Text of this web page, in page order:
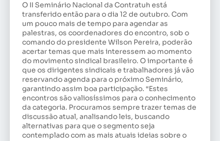
O II Seminário Nacional da Contratuh está
transferido então para o dia 12 de outubro. Com
um pouco mais de tempo para agendar as
palestras, os coordenadores do encontro, sob o
comando do presidente Wilson Pereira, poderão
acertar temas que mais interessem ao momento
do movimento sindical brasileiro. O importante é
que os dirigentes sindicais e trabalhadores já vão
reservando agenda para o próximo Seminário,
garantindo assim boa participação. “Estes
encontros são valiosíssimos para o conhecimento
da categoria. Procuramos sempre trazer temas de
discussão atual, analisando leis, buscando
alternativas para que o segmento seja
contemplado com as mais atuais ideias sobre o